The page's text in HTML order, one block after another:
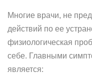
Многие врачи, не
действий по ее
физиологическая
себе. Главными
является: